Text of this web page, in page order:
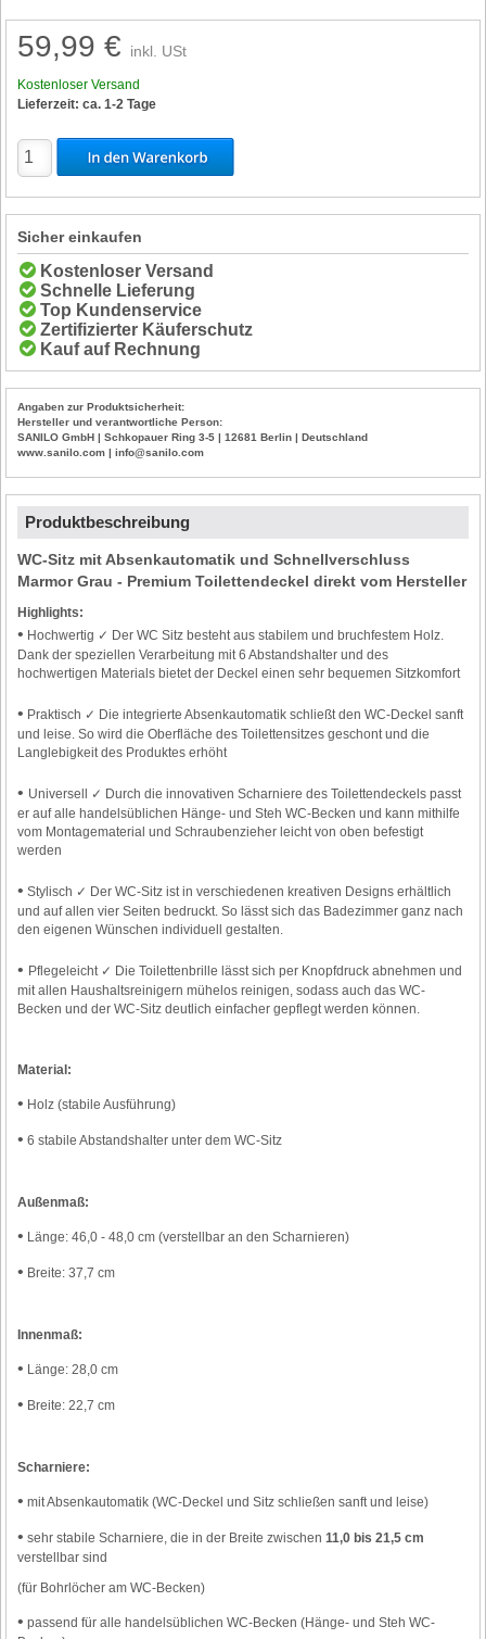
59,99 € inkl. USt
Kostenloser Versand
Lieferzeit: ca. 1-2 Tage
Sicher einkaufen
Kostenloser Versand
Schnelle Lieferung
Top Kundenservice
Zertifizierter Käuferschutz
Kauf auf Rechnung
Angaben zur Produktsicherheit:
Hersteller und verantwortliche Person:
SANILO GmbH | Schkopauer Ring 3-5 | 12681 Berlin | Deutschland
www.sanilo.com | info@sanilo.com
Produktbeschreibung
WC-Sitz mit Absenkautomatik und Schnellverschluss
Marmor Grau - Premium Toilettendeckel direkt vom Hersteller
Highlights:
• Hochwertig ✓ Der WC Sitz besteht aus stabilem und bruchfestem Holz.
Dank der speziellen Verarbeitung mit 6 Abstandshalter und des
hochwertigen Materials bietet der Deckel einen sehr bequemen Sitzkomfort
• Praktisch ✓ Die integrierte Absenkautomatik schließt den WC-Deckel sanft
und leise. So wird die Oberfläche des Toilettensitzes geschont und die
Langlebigkeit des Produktes erhöht
• Universell ✓ Durch die innovativen Scharniere des Toilettendeckels passt
er auf alle handelsüblichen Hänge- und Steh WC-Becken und kann mithilfe
vom Montagematerial und Schraubenzieher leicht von oben befestigt
werden
• Stylisch ✓ Der WC-Sitz ist in verschiedenen kreativen Designs erhältlich
und auf allen vier Seiten bedruckt. So lässt sich das Badezimmer ganz nach
den eigenen Wünschen individuell gestalten.
• Pflegeleicht ✓ Die Toilettenbrille lässt sich per Knopfdruck abnehmen und
mit allen Haushaltsreinigern mühelos reinigen, sodass auch das WC-
Becken und der WC-Sitz deutlich einfacher gepflegt werden können.
Material:
• Holz (stabile Ausführung)
• 6 stabile Abstandshalter unter dem WC-Sitz
Außenmaß:
• Länge: 46,0 - 48,0 cm (verstellbar an den Scharnieren)
• Breite: 37,7 cm
Innenmaß:
• Länge: 28,0 cm
• Breite: 22,7 cm
Scharniere:
• mit Absenkautomatik (WC-Deckel und Sitz schließen sanft und leise)
• sehr stabile Scharniere, die in der Breite zwischen11,0 bis 21,5 cm
verstellbar sind
(für Bohrlöcher am WC-Becken)
• passend für alle handelsüblichen WC-Becken (Hänge- und Steh WC-